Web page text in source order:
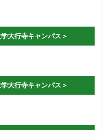
大行寺キャンパス＞
大行寺キャンパス＞